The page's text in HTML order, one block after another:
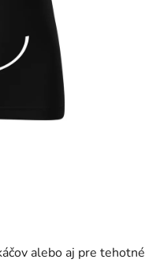
alebo aj pre tehotné